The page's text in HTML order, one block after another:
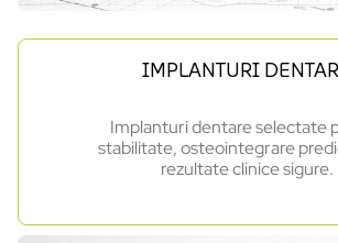
IMPLANTURI
Implanturi dentare selectate
stabilitate, osteointegrare
rezultate clinice sigure.